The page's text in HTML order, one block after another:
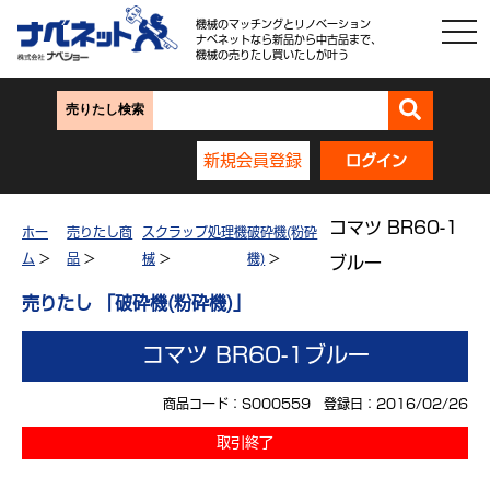
機械のマッチングとリノベーション
ナベネットなら新品から中古品まで、
機械の売りたし買いたしが叶う
売りたし検索
新規会員登録 ログイン
ホー
ム >
売りたし商
品 >
スクラップ処理機
械 >
破砕機(粉砕
機) >
コマツ BR60-1
ブルー
売りたし 「破砕機(粉砕機)」
コマツ BR60-1ブルー
商品コード：S000559 登録日：2016/02/26
取引終了